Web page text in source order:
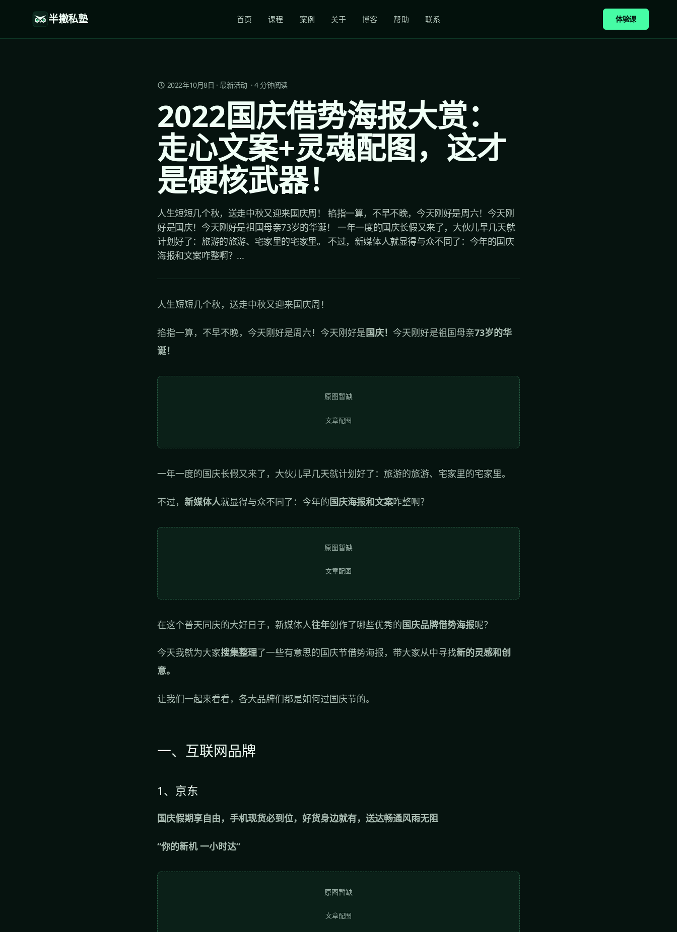
半撇私塾 首页 课程 案例 关于 博客 帮助 联系 体验课
2022年10月8日 ·最新活动·4分钟阅读
2022国庆借势海报大赏：
走心文案+灵魂配图，这才
是硬核武器！
人生短短几个秋，送走中秋又迎来国庆周！ 掐指一算，不早不晚，今天刚好是周六！今天刚
好是国庆！今天刚好是祖国母亲73岁的华诞！ 一年一度的国庆长假又来了，大伙儿早几天就
计划好了：旅游的旅游、宅家里的宅家里。 不过，新媒体人就显得与众不同了：今年的国庆
海报和文案咋整啊？...
人生短短几个秋，送走中秋又迎来国庆周！
掐指一算，不早不晚，今天刚好是周六！今天刚好是国庆！ 今天刚好是祖国母亲73岁的华
诞！
原图暂缺
文章配图
一年一度的国庆长假又来了，大伙儿早几天就计划好了：旅游的旅游、宅家里的宅家里。
不过， 新媒体人就显得与众不同了：今年的国庆海报和文案咋整啊？
原图暂缺
文章配图
在这个普天同庆的大好日子，新媒体人往年创作了哪些优秀的国庆品牌借势海报呢？
今天我就为大家搜集整理了一些有意思的国庆节借势海报，带大家从中寻找新的灵感和创
意。
让我们一起来看看，各大品牌们都是如何过国庆节的。
一、互联网品牌
1、京东
国庆假期享自由，手机现货必到位，好货身边就有，送达畅通风雨无阻
“你的新机 一小时达”
原图暂缺
文章配图